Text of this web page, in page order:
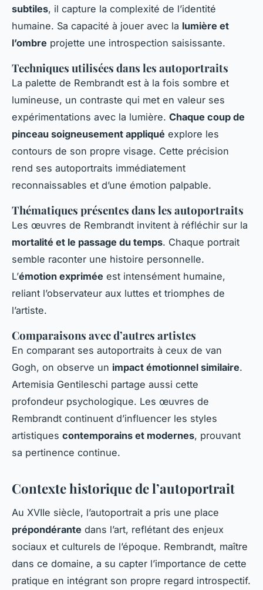
subtiles, il capture la complexité de l’identité
humaine. Sa capacité à jouer avec la lumière et
l’ombre projette une introspection saisissante.
Techniques utilisées dans les autoportraits
La palette de Rembrandt est à la fois sombre et
lumineuse, un contraste qui met en valeur ses
expérimentations avec la lumière. Chaque coup de
pinceau soigneusement appliqué explore les
contours de son propre visage. Cette précision
rend ses autoportraits immédiatement
reconnaissables et d’une émotion palpable.
Thématiques présentes dans les autoportraits
Les œuvres de Rembrandt invitent à réfléchir sur la
mortalité et le passage du temps. Chaque portrait
semble raconter une histoire personnelle.
L’émotion exprimée est intensément humaine,
reliant l’observateur aux luttes et triomphes de
l’artiste.
Comparaisons avec d’autres artistes
En comparant ses autoportraits à ceux de van
Gogh, on observe un impact émotionnel similaire.
Artemisia Gentileschi partage aussi cette
profondeur psychologique. Les œuvres de
Rembrandt continuent d’influencer les styles
artistiques contemporains et modernes, prouvant
sa pertinence continue.
Contexte historique de l’autoportrait
Au XVIIe siècle, l’autoportrait a pris une place
prépondérante dans l’art, reflétant des enjeux
sociaux et culturels de l’époque. Rembrandt, maître
dans ce domaine, a su capter l’importance de cette
pratique en intégrant son propre regard introspectif.